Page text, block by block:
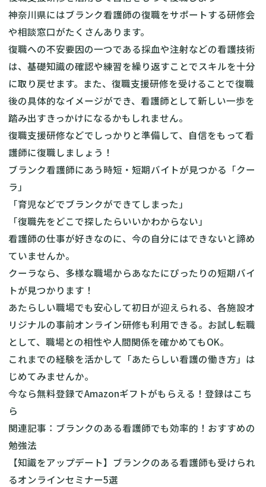
神奈川県にはブランク看護師の復職をサポートする研修会
や相談窓口がたくさんあります。
復職への不安要因の一つである採血や注射などの看護技術
は、基礎知識の確認や練習を繰り返すことでスキルを十分
に取り戻せます。また、復職支援研修を受けることで復職
後の具体的なイメージができ、看護師として新しい一歩を
踏み出すきっかけになるかもしれません。
復職支援研修などでしっかりと準備して、自信をもって看
護師に復職しましょう！
ブランク看護師にあう時短・短期バイトが見つかる「クー
ラ」
「育児などでブランクができてしまった」
「復職先をどこで探したらいいかわからない」
看護師の仕事が好きなのに、今の自分にはできないと諦め
ていませんか。
クーラなら、多様な職場からあなたにぴったりの短期バイ
トが見つかります！
あたらしい職場でも安心して初日が迎えられる、各施設オ
リジナルの事前オンライン研修も利用できる。お試し転職
として、職場との相性や人間関係を確かめてもOK。
これまでの経験を活かして「あたらしい看護の働き方」は
じめてみませんか。
今なら無料登録でAmazonギフトがもらえる！ 登録はこち
ら
関連記事： ブランクのある看護師でも効率的！おすすめの
勉強法
【知識をアップデート】ブランクのある看護師も受けられ
るオンラインセミナー5選